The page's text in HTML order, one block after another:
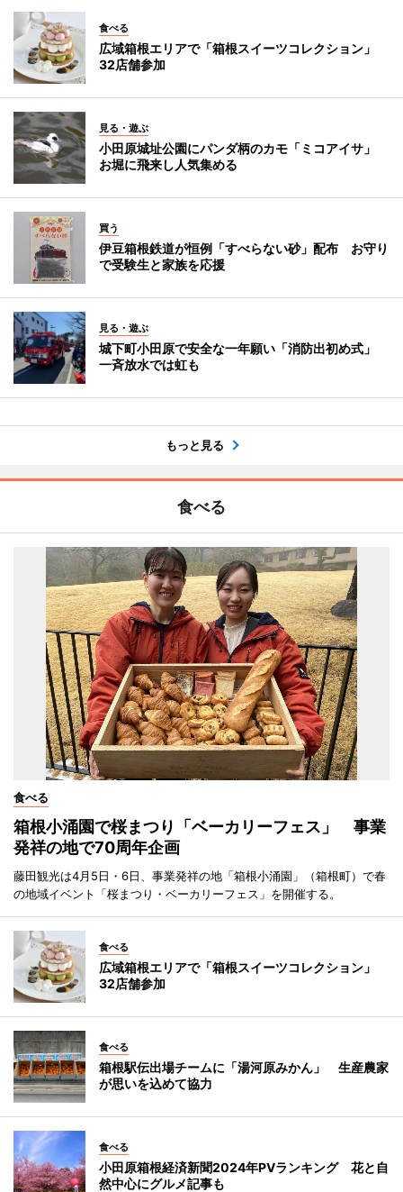
食べる
広域箱根エリアで「箱根スイーツコレクション」
32店舗参加
見る・遊ぶ
小田原城址公園にパンダ柄のカモ「ミコアイサ」
お堀に飛来し人気集める
買う
伊豆箱根鉄道が恒例「すべらない砂」配布 お守り
で受験生と家族を応援
見る・遊ぶ
城下町小田原で安全な一年願い「消防出初め式」
一斉放水では虹も
もっと見る
食べる
食べる
箱根小涌園で桜まつり「ベーカリーフェス」 事業
発祥の地で70周年企画
藤田観光は4月5日・6日、事業発祥の地「箱根小涌園」（箱根町）で春
の地域イベント「桜まつり・ベーカリーフェス」を開催する。
食べる
広域箱根エリアで「箱根スイーツコレクション」
32店舗参加
食べる
箱根駅伝出場チームに「湯河原みかん」 生産農家
が思いを込めて協力
食べる
小田原箱根経済新聞2024年PVランキング 花と自
然中心にグルメ記事も